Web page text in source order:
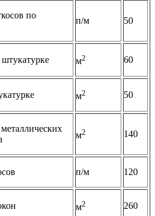
по
п/м 50
м2 60
м2 50
м2 140
п/м 120
м2 260